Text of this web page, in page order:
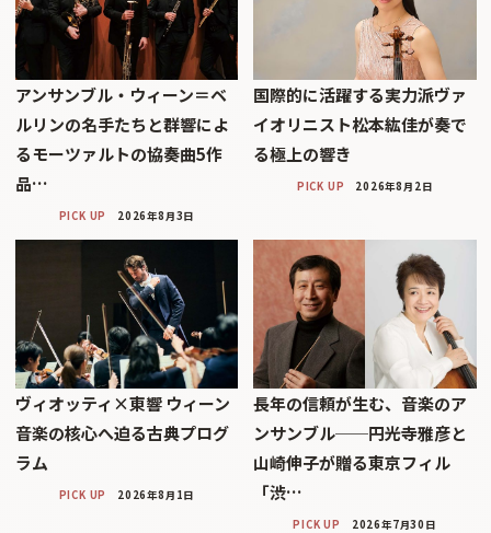
アンサンブル・ウィーン＝ベ
ルリンの名手たちと群響によ
るモーツァルトの協奏曲5作
品…
PICK UP 2026年8月3日
国際的に活躍する実力派ヴァ
イオリニスト松本紘佳が奏で
る極上の響き
PICK UP 2026年8月2日
ヴィオッティ×東響 ウィーン
音楽の核心へ迫る古典プログ
ラム
PICK UP 2026年8月1日
長年の信頼が生む、音楽のア
ンサンブル──円光寺雅彦と
山崎伸子が贈る東京フィル
「渋…
PICK UP 2026年7月30日